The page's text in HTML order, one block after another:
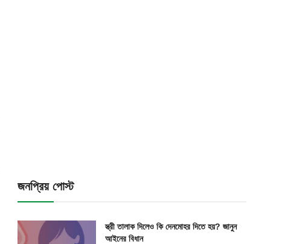
জনপ্রিয় পোস্ট
স্ত্রী তালাক দিলেও কি দেনমোহর দিতে হয়? জানুন
আইনের বিধান